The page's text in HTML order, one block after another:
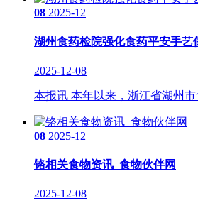
08 2025-12
湖州食药检院强化食药平安手艺
2025-12-08
本报讯 本年以来，浙江省湖州
08 2025-12
铬相关食物资讯_食物伙伴网
2025-12-08